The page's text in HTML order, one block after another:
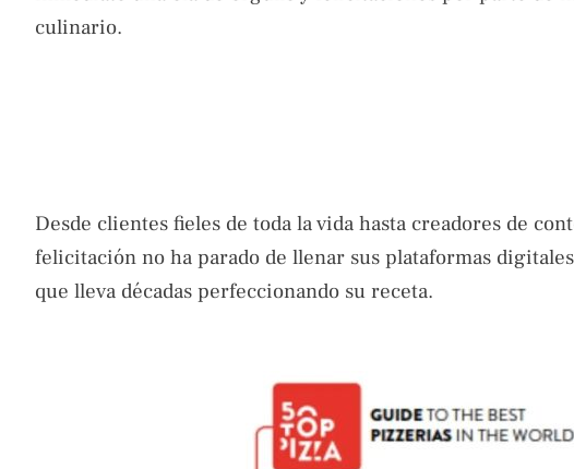
culinario.
Desde clientes fieles de toda la vida hasta creadores de
felicitación no ha parado de llenar sus plataformas
que lleva décadas perfeccionando su receta.